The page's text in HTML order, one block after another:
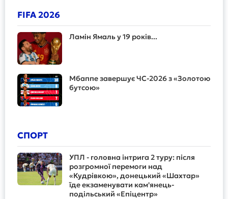
FIFA 2026
Ламін Ямаль у 19 років...
Мбаппе завершує ЧС-2026 з «Золотою
бутсою»
СПОРТ
УПЛ - головна інтрига 2 туру: після
розгромної перемоги над
«Кудрівкою», донецький «Шахтар»
їде екзаменувати кам'янець-
подільський «Епіцентр»